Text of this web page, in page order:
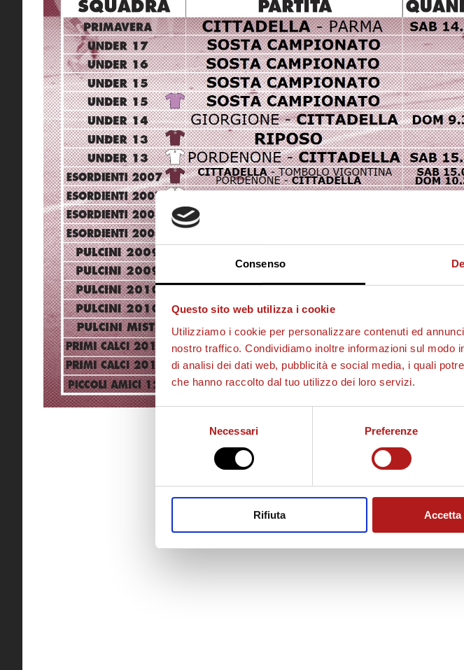
Consenso
Questo sito web utilizza i cookie
Utilizziamo i cookie per personalizzare contenuti ed
nostro traffico. Condividiamo inoltre informazioni sul
di analisi dei dati web, pubblicità e social media, i quali
che hanno raccolto dal tuo utilizzo dei loro servizi.
Necessari Preferenze
Rifiuta Accetta